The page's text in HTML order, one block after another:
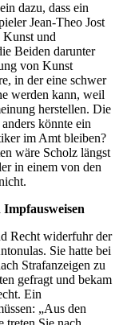
dazu, dass ein
Jean-Theo Jost
Kunst und
Beiden darunter
von Kunst
in der eine schwer
werden kann, weil
herstellen. Die
könnte ein
im Amt bleiben?
wäre Scholz längst
in einem von den
Impfausweisen
Recht widerfuhr der
Sie hatte bei
Strafanzeigen zu
gefragt und bekam
Ein
„Aus den